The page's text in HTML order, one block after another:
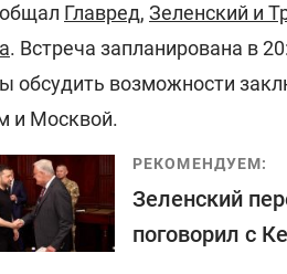
Главред, Зеленский и
. Встреча запланирована в
обсудить возможности
и Москвой.
РЕКОМЕНДУЕМ:
Зеленский
поговорил с